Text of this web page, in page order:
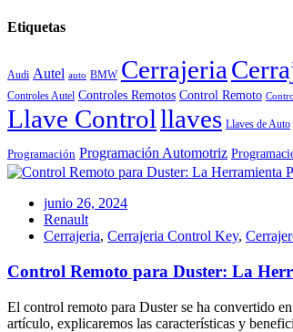
Etiquetas
Audi Autel auto BMW Cerrajeria
Controles Autel Controles Remotos Control Remoto
Llave Controlllaves Llaves de Auto
Programación Programación Automotriz
junio 26, 2024
Renault
Cerrajeria, Cerrajeria Control Key,
Control Remoto para Duster: La
El control remoto para Duster se ha convertido
artículo, explicaremos las características y